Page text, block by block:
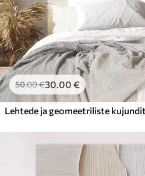
50.00€30.00 €